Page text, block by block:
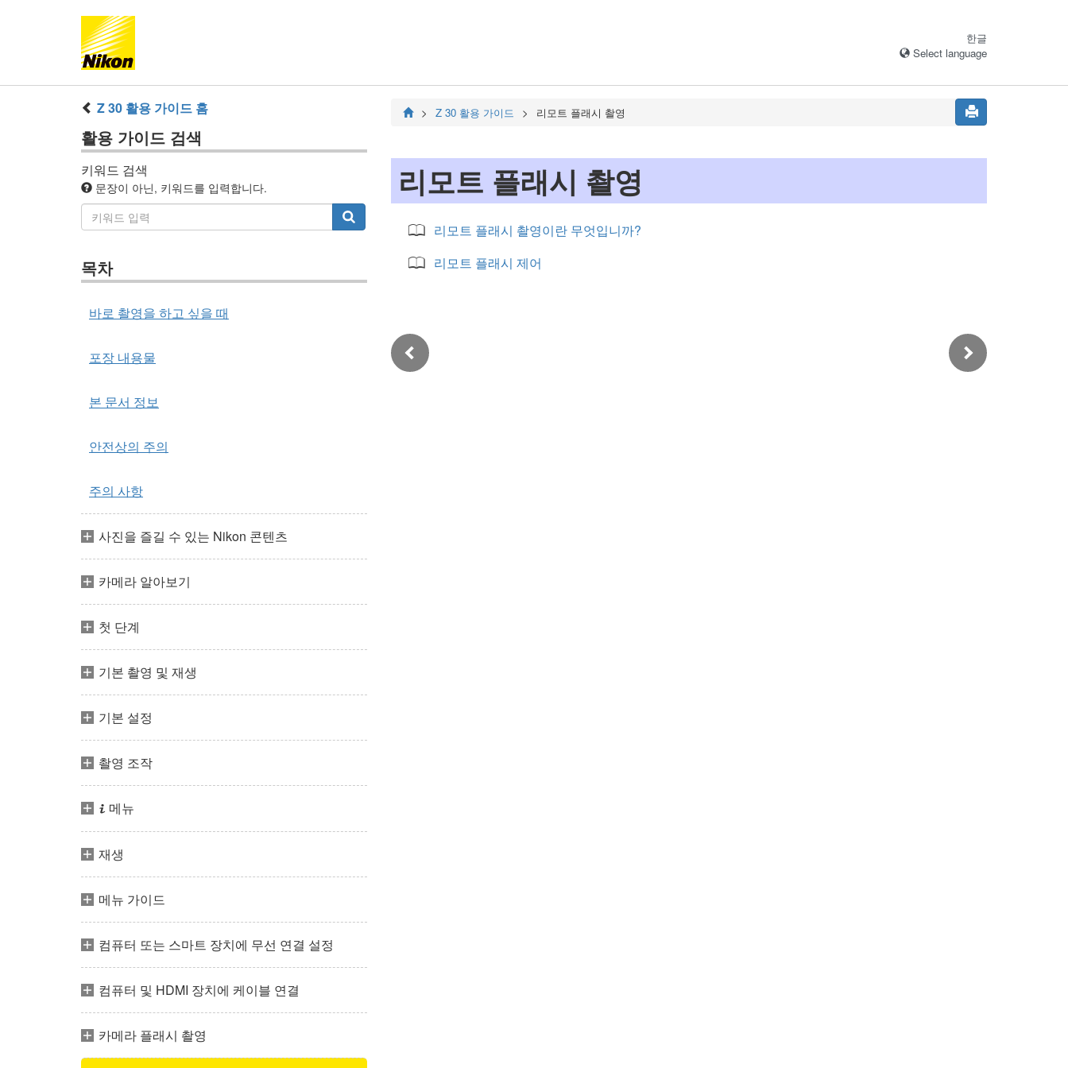
한글
Select language
Z 30 활용 가이드 홈
활용 가이드 검색
키워드 검색
문장이 아닌, 키워드를 입력합니다.
목차
바로 촬영을 하고 싶을 때
포장 내용물
본 문서 정보
안전상의 주의
주의 사항
사진을 즐길 수 있는 Nikon 콘텐츠
카메라 알아보기
첫 단계
기본 촬영 및 재생
기본 설정
촬영 조작
i 메뉴
재생
메뉴 가이드
컴퓨터 또는 스마트 장치에 무선 연결 설정
컴퓨터 및 HDMI 장치에 케이블 연결
카메라 플래시 촬영
Z 30 활용 가이드 리모트 플래시 촬영
리모트 플래시 촬영
리모트 플래시 촬영이란 무엇입니까?
리모트 플래시 제어